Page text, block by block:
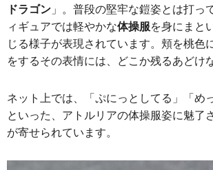
ドラゴン 」。普段の堅牢な鎧姿とは打っ
ィギュアでは軽やかな体操服を身にまと
じる様子が表現されています。頬を桃色
をするその表情には、どこか残るあどけ
ネット上では、「ぷにっとしてる」「め
といった、アトルリアの体操服姿に魅了
が寄せられています。